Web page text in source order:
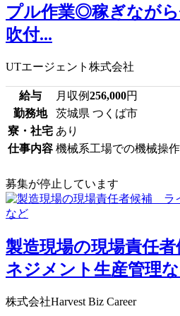
プル作業◎稼ぎなが
吹付...
UTエージェント株式会社
給与 月収例256,000円
勤務地
茨城県 つくば市
寮・社宅 あり
仕事内容 機械系工場での機械操
募集が停止しています
製造現場の現場責任
ネジメント生産管理
株式会社Harvest Biz Career